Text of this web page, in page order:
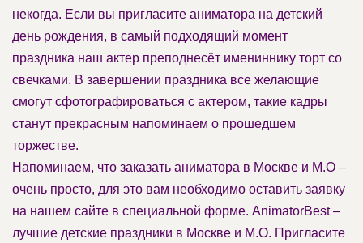
некогда. Если вы пригласите аниматора на детский
день рождения, в самый подходящий момент
праздника наш актер преподнесёт имениннику торт со
свечками. В завершении праздника все желающие
смогут сфотографироваться с актером, такие кадры
станут прекрасным напоминаем о прошедшем
торжестве.
Напоминаем, что заказать аниматора в Москве и М.О –
очень просто, для это вам необходимо оставить заявку
на нашем сайте в специальной форме. AnimatorBest –
лучшие детские праздники в Москве и М.О. Пригласите